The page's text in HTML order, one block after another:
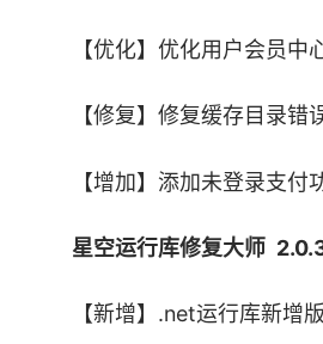
【优化】优化用户会员中
【修复】修复缓存目录错
【增加】添加未登录支付
星空运行库修复大师
【新增】.net运行库新增版